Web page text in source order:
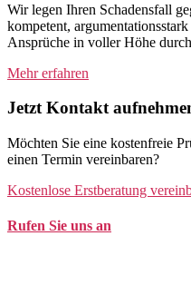
Wir legen Ihren Schadensfall
kompetent,
Ansprüche in voller Höhe
Mehr erfahren
Jetzt Kontakt
Möchten Sie eine kostenfreie
einen Termin vereinbaren?
Kostenlose Erstberatung
Rufen Sie uns an